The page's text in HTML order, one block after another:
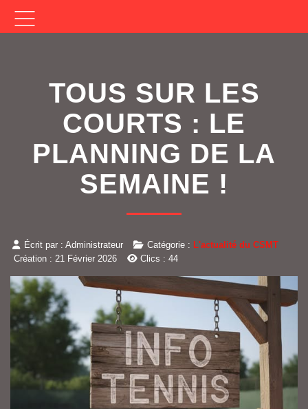
TOUS SUR LES
COURTS : LE
PLANNING DE LA
SEMAINE !
Écrit par :Administrateur Catégorie : L'actualité du CSMT
Création : 21 Février 2026
Clics : 44